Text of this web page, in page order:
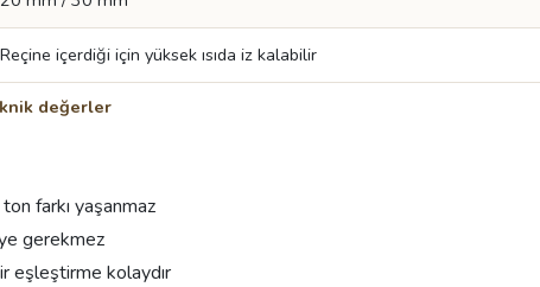
değerler
Reçine içerdiği için yüksek ısıda iz kalabilir
farkı yaşanmaz
gerekmez
eşleştirme kolaydır